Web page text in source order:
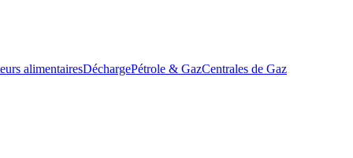
alimentairesDéchargePétrole & GazCentrales de Gaz